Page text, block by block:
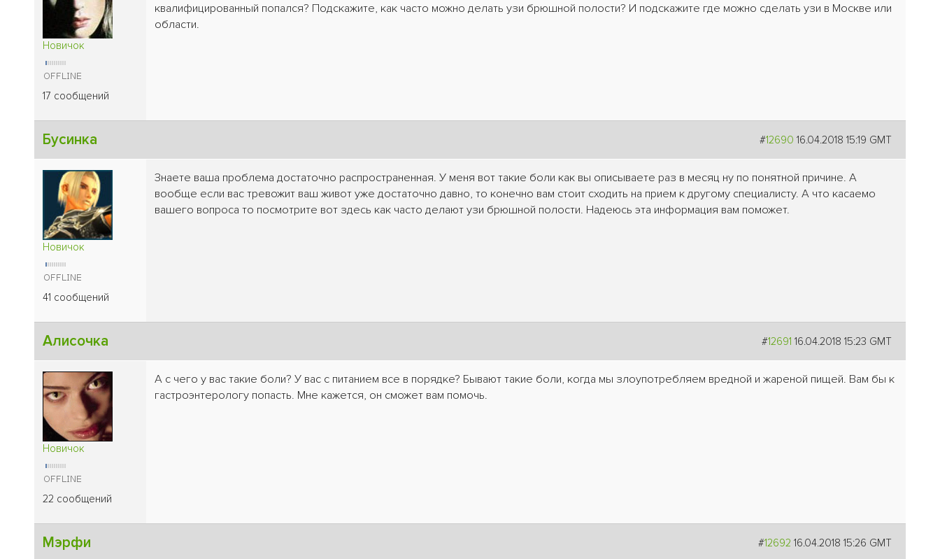
Новичок
17 сообщений
квалифицированный попался? Подскажите, как часто можно делать узи брюшной полости? И подскажите где можно сделать узи в Москве или
области.
Бусинка #12690 16.04.2018 15:19 GMT
Новичок
41 сообщений
Знаете ваша проблема достаточно распространенная. У меня вот такие боли как вы описываете раз в месяц ну по понятной причине. А
вообще если вас тревожит ваш живот уже достаточно давно, то конечно вам стоит сходить на прием к другому специалисту. А что касаемо
вашего вопроса то посмотрите вот здесь как часто делают узи брюшной полости. Надеюсь эта информация вам поможет.
Алисочка #12691 16.04.2018 15:23 GMT
Новичок
22 сообщений
А с чего у вас такие боли? У вас с питанием все в порядке? Бывают такие боли, когда мы злоупотребляем вредной и жареной пищей. Вам бы к
гастроэнтерологу попасть. Мне кажется, он сможет вам помочь.
Мэрфи #12692 16.04.2018 15:26 GMT